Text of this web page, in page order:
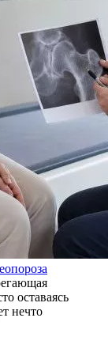
оставаясь
нечто